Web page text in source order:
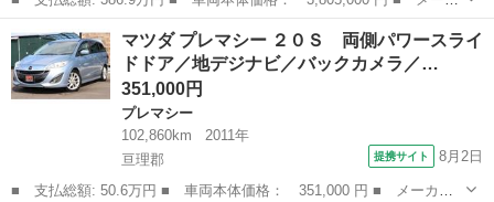
ー名： マツダ ■ 車種名： ロードスター ■ グレード名： ３５
周年記念車 純正ナビ 専用ベージュ革シート ベージュ幌 アダプ
ティブク...
宮城 宮城郡 ロードスター
マツダ プレマシー ２０Ｓ 両側パワースライ
ドドア／地デジナビ／バックカメラ／…
351,000円
プレマシー
102,860km
2011年
亘理郡
提携サイト 8月2日
■ 支払総額: 50.6万円 ■ 車両本体価格： 351,000 円 ■ メーカー